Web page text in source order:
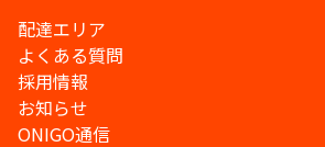
配達エリア
よくある質問
採用情報
お知らせ
ONIGO通信